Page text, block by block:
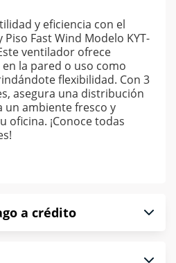
y eficiencia con el
Fast Wind Modelo KYT-
ventilador ofrece
la pared o uso como
flexibilidad. Con 3
asegura una distribución
un ambiente fresco y
oficina. ¡Conoce todas
a crédito